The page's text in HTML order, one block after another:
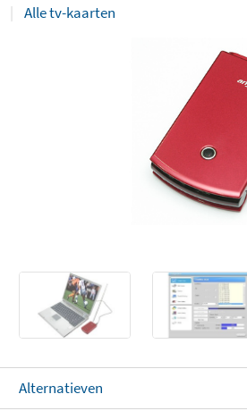
Alle tv-kaarten
Alternatieven